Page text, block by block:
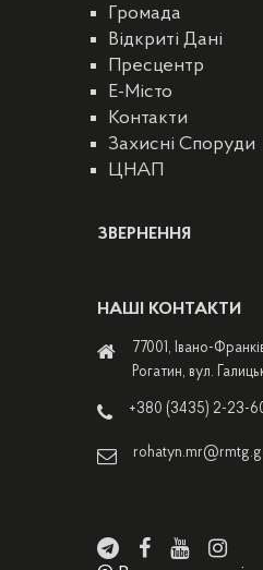
Громада
Відкриті Дані
Пресцентр
E-Місто
Контакти
Захисні Споруди
ЦНАП
ЗВЕРНЕННЯ
НАШІ КОНТАКТИ
77001, Івано-
Рогатин, вул.
+380 (3435) 2-23-